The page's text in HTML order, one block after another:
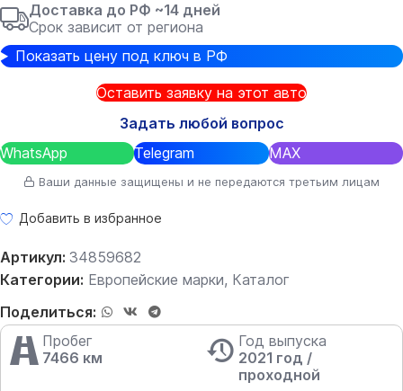
Доставка до РФ ~14 дней
Срок зависит от региона
Показать цену под ключ в РФ
Оставить заявку на этот авто
Задать любой вопрос
WhatsApp
Telegram MAX
Ваши данные защищены и не передаются третьим лицам
Добавить в избранное
Артикул: 34859682
Категории: Европейские марки, Каталог
Поделиться:
Пробег
7466 км
Год выпуска
2021 год /
проходной